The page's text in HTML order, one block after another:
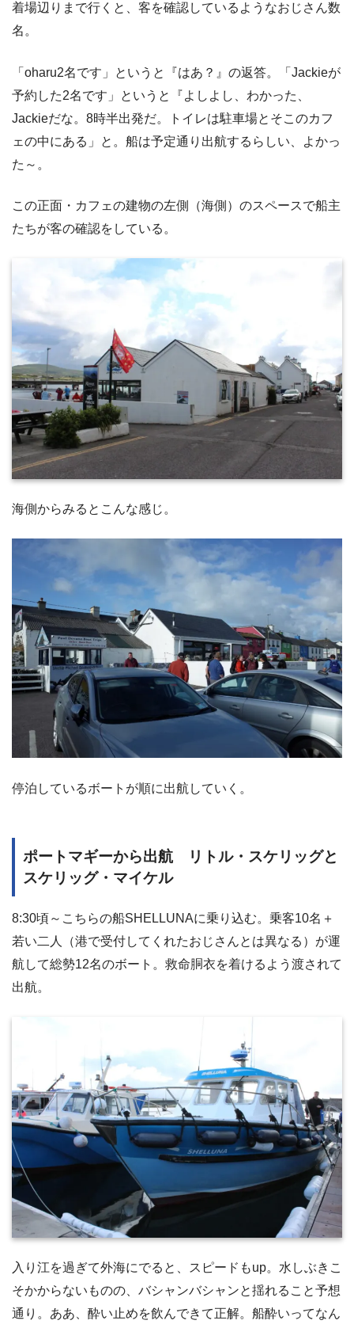
着場辺りまで行くと、客を確認しているようなおじさん数
名。
「oharu2名です」というと『はあ？』の返答。「Jackieが
予約した2名です」というと『よしよし、わかった、
Jackieだな。8時半出発だ。トイレは駐車場とそこのカフ
ェの中にある」と。船は予定通り出航するらしい、よかっ
た～。
この正面・カフェの建物の左側（海側）のスペースで船主
たちが客の確認をしている。
海側からみるとこんな感じ。
停泊しているボートが順に出航していく。
ポートマギーから出航 リトル・スケリッグと
スケリッグ・マイケル
8:30頃～こちらの船SHELLUNAに乗り込む。乗客10名＋
若い二人（港で受付してくれたおじさんとは異なる）が運
航して総勢12名のボート。救命胴衣を着けるよう渡されて
出航。
入り江を過ぎて外海にでると、スピードもup。水しぶきこ
そかからないものの、バシャンバシャンと揺れること予想
通り。ああ、酔い止めを飲んできて正解。船酔いってなん